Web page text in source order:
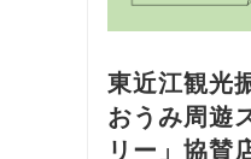
東近江観光
おうみ周遊
リー」協賛